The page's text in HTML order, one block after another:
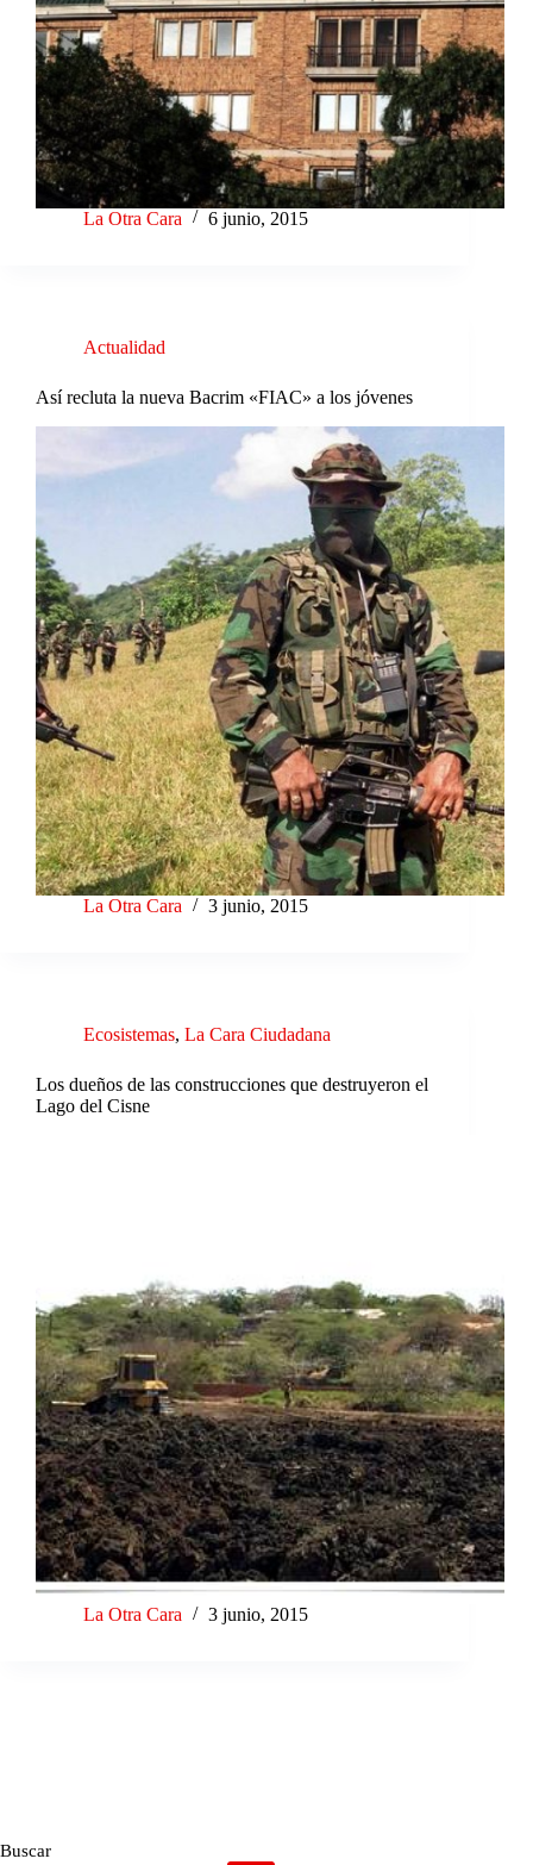
La Otra Cara 6 junio, 2015
Actualidad
Así recluta la nueva Bacrim «FIAC» a los jóvenes
La Otra Cara 3 junio, 2015
Ecosistemas, La Cara Ciudadana
Los dueños de las construcciones que destruyeron el
Lago del Cisne
La Otra Cara 3 junio, 2015
Buscar